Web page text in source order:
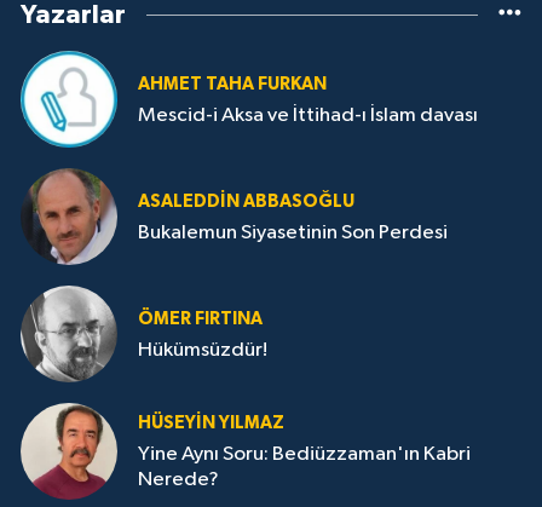
Yazarlar
AHMET TAHA FURKAN
Mescid-i Aksa ve İttihad-ı İslam davası
ASALEDDIN ABBASOĞLU
Bukalemun Siyasetinin Son Perdesi
ÖMER FIRTINA
Hükümsüzdür!
HÜSEYIN YILMAZ
Yine Aynı Soru: Bediüzzaman'ın Kabri
Nerede?